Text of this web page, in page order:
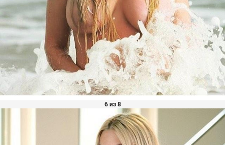
6 из 8